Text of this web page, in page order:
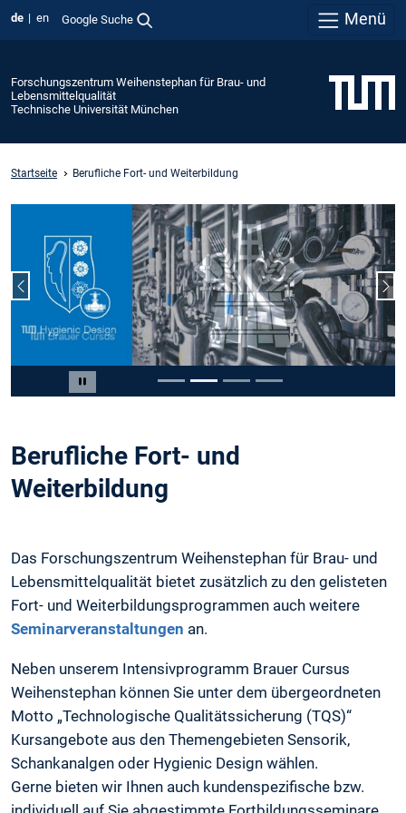
de en Google Suche Menü
Forschungszentrum Weihenstephan für Brau- und
Lebensmittelqualität
Technische Universität München
Startseite Berufliche Fort- und Weiterbildung
Carousel pausieren
Vorheriger Slide
Slide 2 von 4
Berufliche Fort- und
Weiterbildung
Das Forschungszentrum Weihenstephan für Brau- und
Lebensmittelqualität bietet zusätzlich zu den gelisteten
Fort- und Weiterbildungsprogrammen auch weitere
Seminarveranstaltungen an.
Neben unserem Intensivprogramm Brauer Cursus
Weihenstephan können Sie unter dem übergeordneten
Motto „Technologische Qualitätssicherung (TQS)“
Kursangebote aus den Themengebieten Sensorik,
Schankanalgen oder Hygienic Design wählen.
Gerne bieten wir Ihnen auch kundenspezifische bzw.